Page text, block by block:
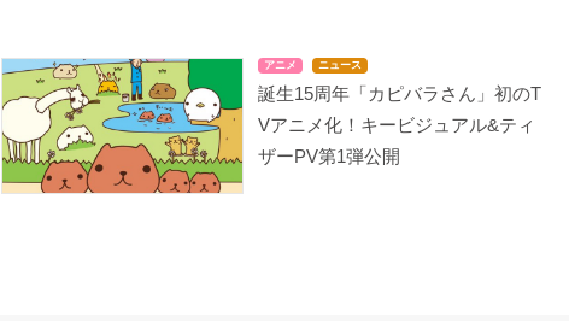
アニメ ニュース
誕生15周年「カピバラさん」初のT
Vアニメ化！キービジュアル&ティ
ザーPV第1弾公開